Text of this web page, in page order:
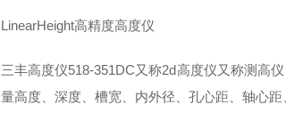
LinearHeight高精度高度仪
三丰高度仪518-351DC又称2d高度仪又称测高
量高度、深度、槽宽、内外径、孔心距、轴心距